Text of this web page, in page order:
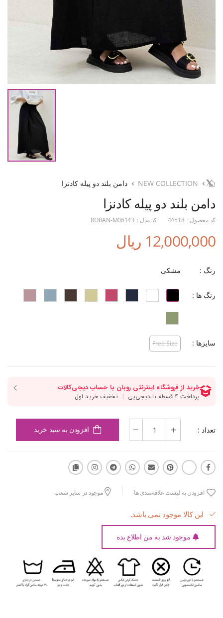
NEW COLLECTION دامن بلند دو پیله کادنزا
دامن بلند دو پیله کادنزا
کد محصول : 44518 کد مدل : ROBAN-M06143
12,000,000 ریال
رنگ : مشکی
رنگ ها :
سایزها : Free Size
تعداد : افزودن به سبد خرید
افزودن به لیست علاقه‌مندی ها موجود در سایر شعب
این کالا موجود نمی باشد.
موجود شد به من اطلاع بده